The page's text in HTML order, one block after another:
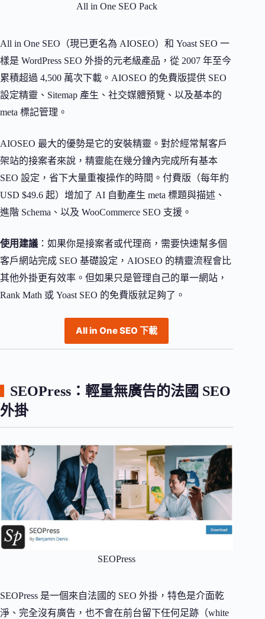
All in One SEO Pack
All in One SEO（現已更名為 AIOSEO）和 Yoast SEO 一
樣是 WordPress SEO 外掛的元老級產品，從 2007 年至今
累積超過 4,500 萬次下載。AIOSEO 的免費版提供 SEO
設定精靈、Sitemap 產生、社交媒體預覽、以及基本的
meta 標記管理。
AIOSEO 最大的優勢是它的安裝精靈。對於經常幫客戶
架站的接案者來說，精靈能在幾分鐘內完成所有基本
SEO 設定，省下大量重複操作的時間。付費版（每年約
USD $49.6 起）增加了 AI 自動產生 meta 標題與描述、
進階 Schema、以及 WooCommerce SEO 支援。
使用建議 ：如果你是接案者或代理商，需要快速幫多個
客戶網站完成 SEO 基礎設定，AIOSEO 的精靈流程會比
其他外掛更有效率。但如果只是管理自己的單一網站，
Rank Math 或 Yoast SEO 的免費版就足夠了。
All in One SEO 下載
SEOPress：輕量無廣告的法國 SEO
外掛
SEOPress
SEOPress 是一個來自法國的 SEO 外掛，特色是介面乾
淨、完全沒有廣告，也不會在前台留下任何足跡（white